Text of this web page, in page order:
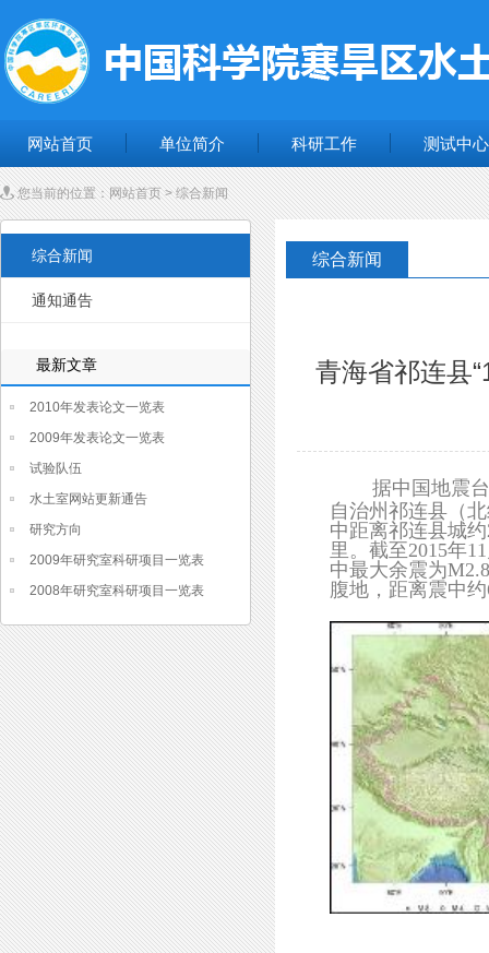
网站首页 单位简介 科研工作 测试中心
您当前的位置：网站首页>综合新闻
综合新闻
通知通告
最新文章
2010年发表论文一览表
2009年发表论文一览表
试验队伍
水土室网站更新通告
研究方向
2009年研究室科研项目一览表
2008年研究室科研项目一览表
2007年研究室科研项目一览表
综合新闻
青海省祁连县
据中国地震台
自治州祁连县（
中距离祁连县城
里。截至2015年
中最大余震为
腹地，距离震中